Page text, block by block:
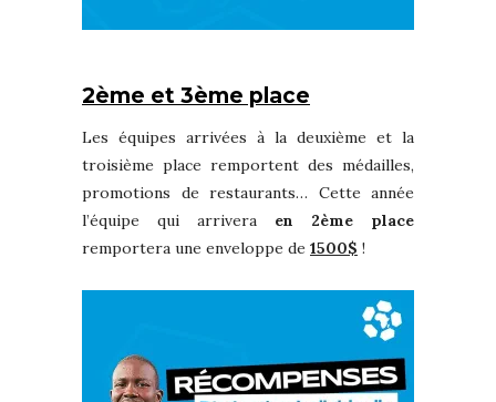
2ème et 3ème place
Les équipes arrivées à la deuxième et la
troisième place remportent des médailles,
promotions de restaurants… Cette année
l’équipe qui arrivera en 2ème place
remportera une enveloppe de 1500$ !